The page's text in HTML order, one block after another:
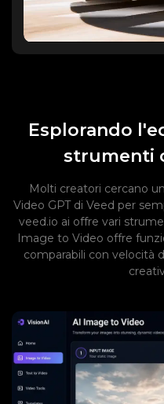
Esplorando
strumenti
Molti creatori cercano
Video GPT di Veed per
veed.io ai offre vari
Image to Video offre
comparabili con velocità